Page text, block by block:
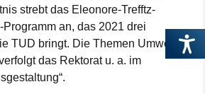
strebt das Eleonore-Trefftz-
an, das 2021 drei
TUD bringt. Die Themen Umwelt
das Rektorat u. a. im